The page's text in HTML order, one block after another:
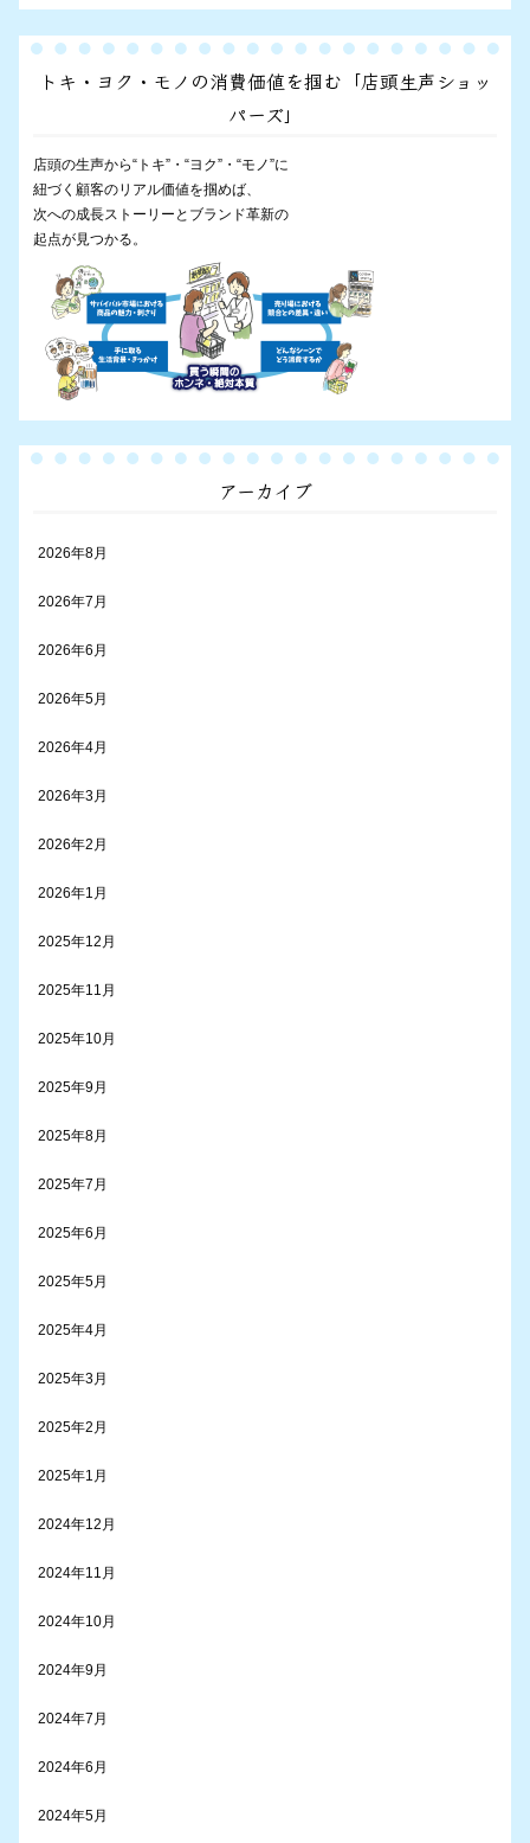
トキ・ヨク・モノの消費価値を掴む「店頭生声ショッ
パーズ」
店頭の生声から“トキ”・“ヨク”・“モノ”に
紐づく顧客のリアル価値を掴めば、
次への成長ストーリーとブランド革新の
起点が見つかる。
アーカイブ
2026年8月
2026年7月
2026年6月
2026年5月
2026年4月
2026年3月
2026年2月
2026年1月
2025年12月
2025年11月
2025年10月
2025年9月
2025年8月
2025年7月
2025年6月
2025年5月
2025年4月
2025年3月
2025年2月
2025年1月
2024年12月
2024年11月
2024年10月
2024年9月
2024年7月
2024年6月
2024年5月